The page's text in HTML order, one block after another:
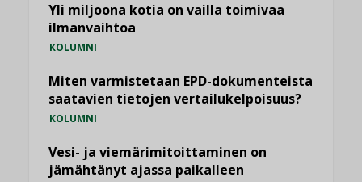
Yli miljoona kotia on vailla toimivaa
ilmanvaihtoa
KOLUMNI
Miten varmistetaan EPD-dokumenteista
saatavien tietojen vertailukelpoisuus?
KOLUMNI
Vesi- ja viemärimitoittaminen on
jämähtänyt ajassa paikalleen